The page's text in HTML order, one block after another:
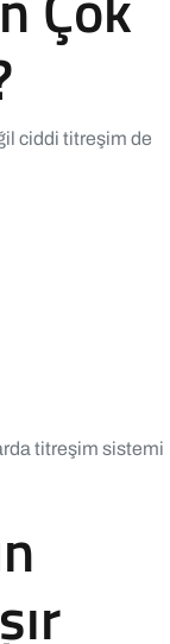
ciddi titreşim de
titreşim sistemi